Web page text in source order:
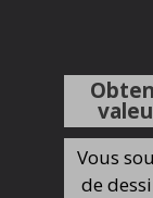
Vous
de